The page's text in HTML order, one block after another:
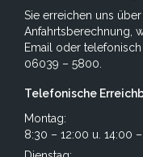
Sie erreichen uns
Anfahrtsberechnung,
Email
oder
06039 – 5800.
Telefonische
Montag:
8:30 – 12:00 u. 14:00